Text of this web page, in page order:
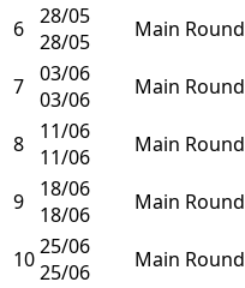
6 28/05
28/05
Main Round
7 03/06
03/06
Main Round
8
11/06
11/06
Main Round
9
18/06
18/06
Main Round
1025/06
25/06
Main Round